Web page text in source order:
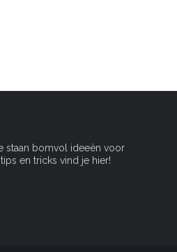
staan bomvol ideeën voor
en tricks vind je hier!